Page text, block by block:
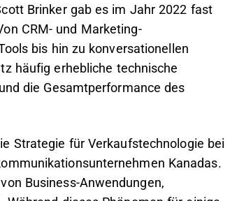
Brinker gab es im Jahr 2022 fast
CRM- und Marketing-
bis hin zu konversationellen
häufig erhebliche technische
die Gesamtperformance des
Strategie für Verkaufstechnologie bei
Kanadas.
Business-Anwendungen,